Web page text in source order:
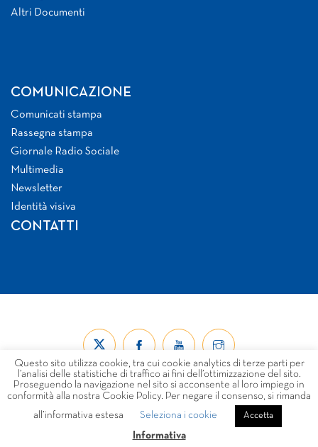
Altri Documenti
COMUNICAZIONE
Comunicati stampa
Rassegna stampa
Giornale Radio Sociale
Multimedia
Newsletter
Identità visiva
CONTATTI
© Forum Nazionale del Terzo Settore ETS 2026
COOKIE POLICY DISCLAIMER
Questo sito utilizza cookie, tra cui cookie analytics di terze parti per
l’analisi delle statistiche di traffico ai fini dell’ottimizzazione del sito.
Proseguendo la navigazione nel sito si acconsente al loro impiego in
conformità alla nostra Cookie Policy. Per negare il consenso, si rimanda
all’informativa estesa
Seleziona i cookie Accetta
Informativa